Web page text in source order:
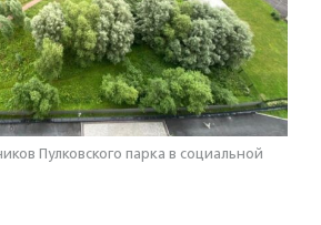
Пулковского парка в социальной